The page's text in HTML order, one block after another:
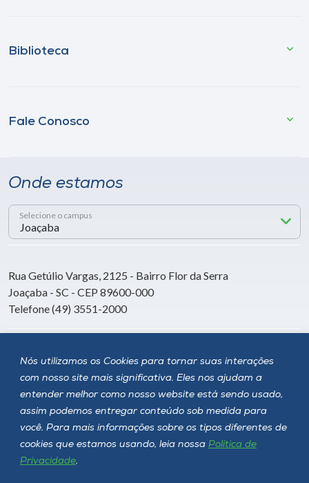
Nós utilizamos os Cookies para tornar suas interações
com nosso site mais significativa. Eles nos ajudam a
entender melhor como nosso website está sendo usado,
assim podemos entregar conteúdo sob medida para
você. Para mais informações sobre os tipos diferentes de
cookies que estamos usando, leia nossa Política de
Privacidade.
Biblioteca
Fale Conosco
Onde estamos
Selecione o campus
Rua Getúlio Vargas, 2125 - Bairro Flor da Serra
Joaçaba - SC - CEP 89600-000
Telefone (49) 3551-2000
Siga a Unoesc